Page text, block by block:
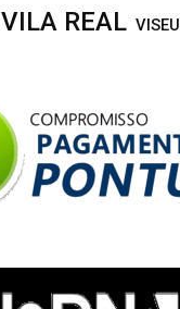
VILA REAL VISEU